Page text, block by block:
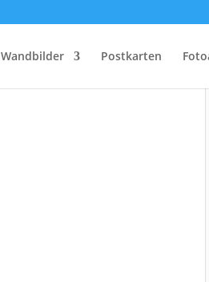
Wandbilder Postkarten
Start/Shop/Fotoabzug/ Fotoabzug